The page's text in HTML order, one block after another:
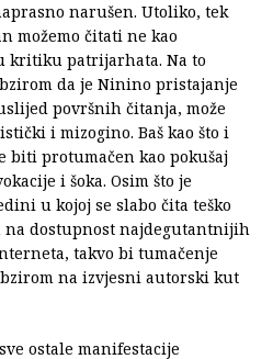
narušen. Utoliko, tek
možemo čitati ne kao
kritiku patrijarhata. Na to
da je Ninino pristajanje
površnih čitanja, može
i mizogino. Baš kao što i
biti protumačen kao pokušaj
i šoka. Osim što je
u kojoj se slabo čita teško
na dostupnost najdegutantnijih
takvo bi tumačenje
na izvjesni autorski kut
ostale manifestacije